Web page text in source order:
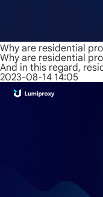
Why are residential
Why are residential
And in this regard,
2023-08-14 14:05